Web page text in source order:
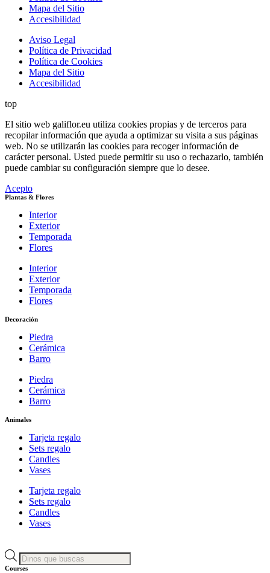
Mapa del Sitio
Accesibilidad
Aviso Legal
Política de Privacidad
Política de Cookies
Mapa del Sitio
Accesibilidad
top
El sitio web galiflor.eu utiliza cookies propias y de terceros para
recopilar información que ayuda a optimizar su visita a sus páginas
web. No se utilizarán las cookies para recoger información de
carácter personal. Usted puede permitir su uso o rechazarlo, también
puede cambiar su configuración siempre que lo desee.
Acepto
Plantas & Flores
Interior
Exterior
Temporada
Flores
Interior
Exterior
Temporada
Flores
Decoración
Piedra
Cerámica
Barro
Piedra
Cerámica
Barro
Animales
Tarjeta regalo
Sets regalo
Candles
Vases
Tarjeta regalo
Sets regalo
Candles
Vases
Products
search
Courses